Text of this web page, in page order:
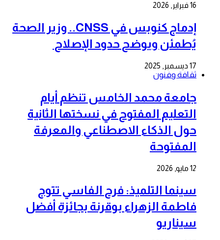
16 فبراير, 2026
إدماج كنوبس في CNSS.. وزير الصحة
يُطمئن ويوضح حدود الإصلاح
17 ديسمبر, 2025
ثقافة وفنون
جامعة محمد الخامس تنظم أيام
التعليم المفتوح في نسختها الثانية
حول الذكاء الاصطناعي والمعرفة
المفتوحة
12 مايو, 2026
سينما التلميذ: فرح الفاسي تتوج
فاطمة الزهراء بوقرنة بجائزة أفضل
سيناريو